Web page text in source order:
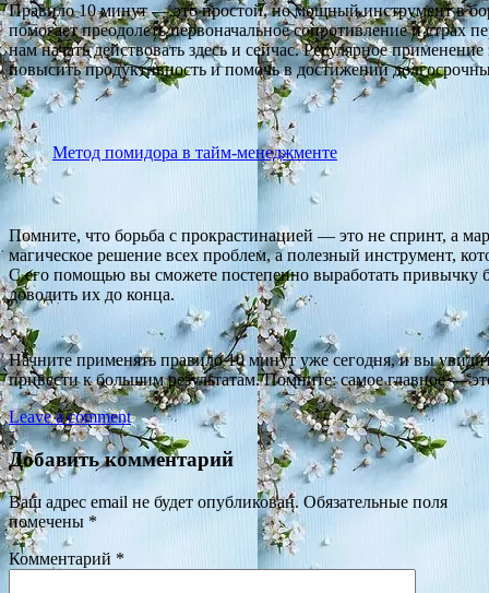
Правило 10 минут — это простой, но мощный инструмент в
помогает преодолеть первоначальное сопротивление и страх
нам начать действовать здесь и сейчас. Регулярное
повысить продуктивность и помочь в достижении
Метод помидора в тайм-менеджменте
Помните, что борьба с прокрастинацией — это не спринт, а
магическое решение всех проблем, а полезный инструмент,
С его помощью вы сможете постепенно выработать привычку
доводить их до конца.
Начните применять правило 10 минут уже сегодня, и вы
привести к большим результатам. Помните: самое главное —
Leave a comment
Добавить комментарий
Ваш адрес email не будет опубликован. Обязательные поля
помечены *
Комментарий *